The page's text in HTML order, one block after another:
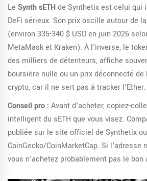
Le Synth sETHde Synthetix est celui qui
DeFi sérieux. Son prix oscille autour de
(environ 335-340 $ USD en juin 2026
MetaMask et Kraken). À l'inverse, le
des milliers de détenteurs, affiche
boursière nulle ou un prix déconnecté
crypto, car il ne sert pas à tracker l'Ether.
Conseil pro : Avant d'acheter, copiez-
intelligent du sETH que vous visez.
publiée sur le site officiel de Synthetix
CoinGecko/CoinMarketCap. Si l'adresse
vous n'achetez probablement pas le bon